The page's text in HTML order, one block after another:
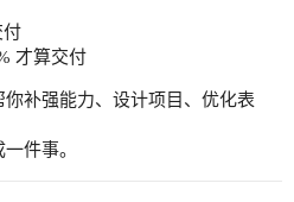
付
才算交付
补强能力、设计项目、优化表
件事。